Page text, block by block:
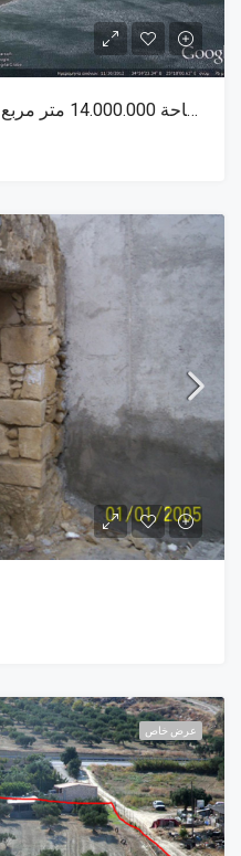
عقار بمساحة 14.000.000 متر مربع مثالي للمجموعات الاستثمارية
عرض خاص